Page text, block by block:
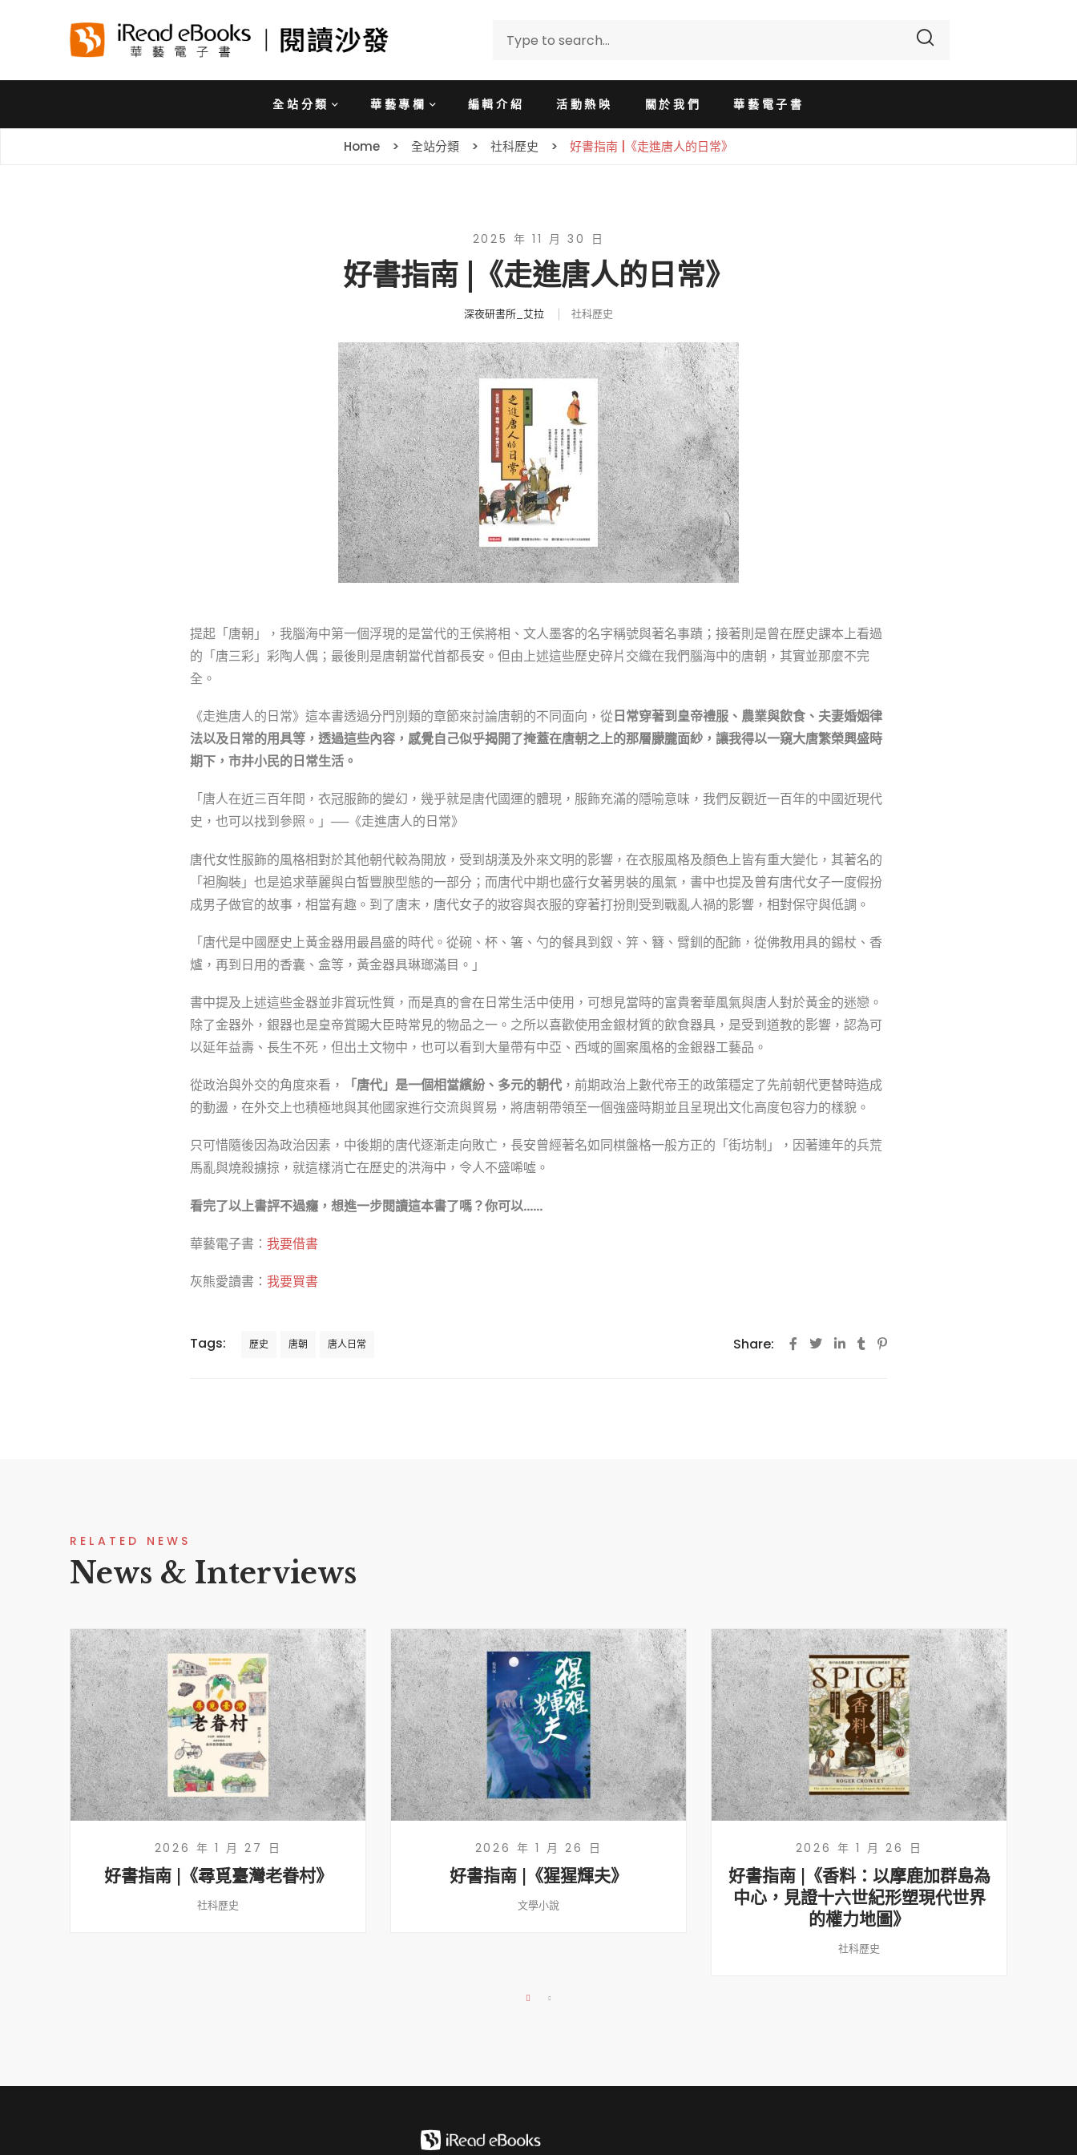
全站分類 華藝專欄 編輯介紹 活動熱映 關於我們 華藝電子書
Home 全站分類 社科歷史 好書指南 |《走進唐人的日常》
2025 年 11 月 30 日
好書指南 |《走進唐人的日常》
深夜研書所_艾拉 社科歷史
提起「唐朝」，我腦海中第一個浮現的是當代的王侯將相、文人墨客的名字稱號與著名事蹟；接著則是曾在歷史課本上看過
的「唐三彩」彩陶人偶；最後則是唐朝當代首都長安。但由上述這些歷史碎片交織在我們腦海中的唐朝，其實並那麼不完
全。
《走進唐人的日常》這本書透過分門別類的章節來討論唐朝的不同面向，從日常穿著到皇帝禮服、農業與飲食、夫妻婚姻律
法以及日常的用具等，透過這些內容，感覺自己似乎揭開了掩蓋在唐朝之上的那層朦朧面紗，讓我得以一窺大唐繁榮興盛時
期下，市井小民的日常生活。
「唐人在近三百年間，衣冠服飾的變幻，幾乎就是唐代國運的體現，服飾充滿的隱喻意味，我們反觀近一百年的中國近現代
史，也可以找到參照。」──《走進唐人的日常》
唐代女性服飾的風格相對於其他朝代較為開放，受到胡漢及外來文明的影響，在衣服風格及顏色上皆有重大變化，其著名的
「袒胸裝」也是追求華麗與白皙豐腴型態的一部分；而唐代中期也盛行女著男裝的風氣，書中也提及曾有唐代女子一度假扮
成男子做官的故事，相當有趣。到了唐末，唐代女子的妝容與衣服的穿著打扮則受到戰亂人禍的影響，相對保守與低調。
「唐代是中國歷史上黃金器用最昌盛的時代。從碗、杯、箸、勺的餐具到釵、笄、簪、臂釧的配飾，從佛教用具的錫杖、香
爐，再到日用的香囊、盒等，黃金器具琳瑯滿目。」
書中提及上述這些金器並非賞玩性質，而是真的會在日常生活中使用，可想見當時的富貴奢華風氣與唐人對於黃金的迷戀。
除了金器外，銀器也是皇帝賞賜大臣時常見的物品之一。之所以喜歡使用金銀材質的飲食器具，是受到道教的影響，認為可
以延年益壽、長生不死，但出土文物中，也可以看到大量帶有中亞、西域的圖案風格的金銀器工藝品。
從政治與外交的角度來看， 「唐代」是一個相當繽紛、多元的朝代 ，前期政治上數代帝王的政策穩定了先前朝代更替時造成
的動盪，在外交上也積極地與其他國家進行交流與貿易，將唐朝帶領至一個強盛時期並且呈現出文化高度包容力的樣貌。
只可惜隨後因為政治因素，中後期的唐代逐漸走向敗亡，長安曾經著名如同棋盤格一般方正的「街坊制」，因著連年的兵荒
馬亂與燒殺擄掠，就這樣消亡在歷史的洪海中，令人不盛唏噓。
看完了以上書評不過癮，想進一步閱讀這本書了嗎？你可以……
華藝電子書： 我要借書
灰熊愛讀書： 我要買書
Tags: 歷史 唐朝 唐人日常 Share:
RELATED NEWS
News & Interviews
2026 年 1 月 27 日
好書指南 |《尋覓臺灣老眷村》
社科歷史
2026 年 1 月 26 日
好書指南 |《猩猩輝夫》
文學小說
2026 年 1 月 26 日
好書指南 |《香料：以摩鹿加群島為
中心，見證十六世紀形塑現代世界
的權力地圖》
社科歷史